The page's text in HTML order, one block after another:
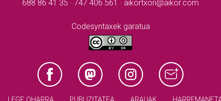
688 86 41 35 · 747 406 561 · aikortxori@aikor.com
Codesyntaxek garatua